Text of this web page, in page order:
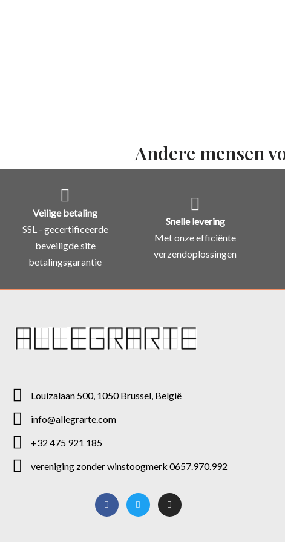
Andere mensen
Veilige betaling
SSL - gecertificeerde
beveiligde site
betalingsgarantie
Snelle levering
Met onze efficiënte
verzendoplossingen
Louizalaan 500, 1050 Brussel, België
info@allegrarte.com
+32 475 921 185
vereniging zonder winstoogmerk 0657.970.992